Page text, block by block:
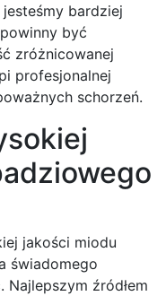
bardziej
być
zróżnicowanej
profesjonalnej
schorzeń.
jakości miodu
świadomego
źródłem